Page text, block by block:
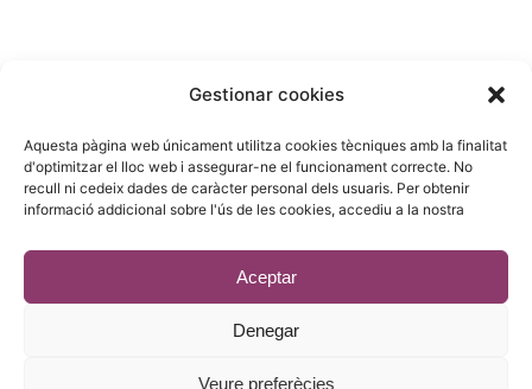
Gestionar cookies
Aquesta pàgina web únicament utilitza cookies tècniques amb la finalitat
d'optimitzar el lloc web i assegurar-ne el funcionament correcte. No
recull ni cedeix dades de caràcter personal dels usuaris. Per obtenir
informació addicional sobre l'ús de les cookies, accediu a la nostra
Aceptar
Denegar
Veure preferècies
08028 Barcelona
93 215 14 13
riera1(@)rieragroup.com
© 2023 - Desenvolupament